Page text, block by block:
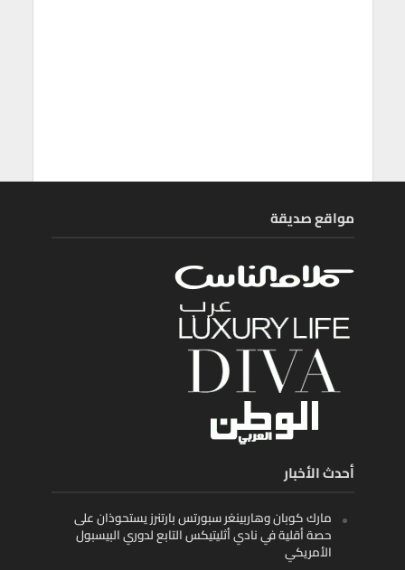
مواقع صديقة
أحدث الأخبار
مارك كوبان وهاربينغر سبورتس بارتنرز يستحوذان على
حصة أقلية في نادي أثليتيكس التابع لدوري البيسبول
الأمريكي